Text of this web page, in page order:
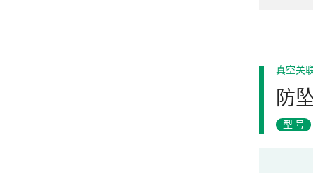
真空关
防
型号